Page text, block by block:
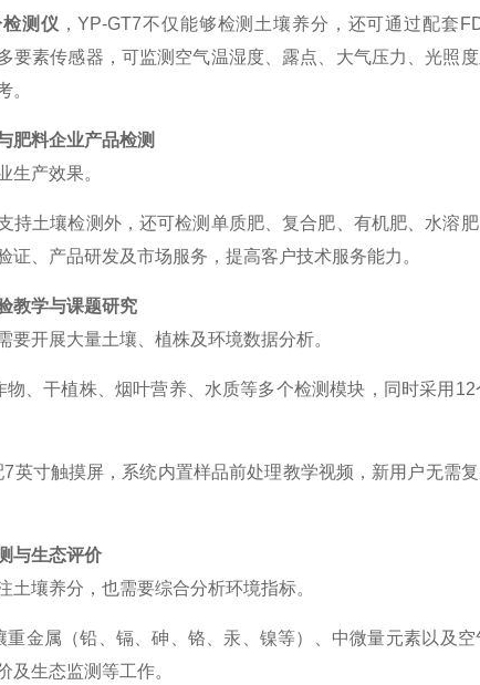
测仪 ，YP-GT7不仅能够检测土壤养分，还可通过配套
要素传感器，可监测空气温湿度、露点、大气压力、光照
。
肥料企业产品检测
生产效果。
持土壤检测外，还可检测单质肥、复合肥、有机肥、水溶
证、产品研发及市场服务，提高客户技术服务能力。
教学与课题研究
要开展大量土壤、植株及环境数据分析。
物、干植株、烟叶营养、水质等多个检测模块，同时采用
英寸触摸屏，系统内置样品前处理教学视频，新用户无需
与生态评价
土壤养分，也需要综合分析环境指标。
重金属（铅、镉、砷、铬、汞、镍等）、中微量元素以及
及生态监测等工作。